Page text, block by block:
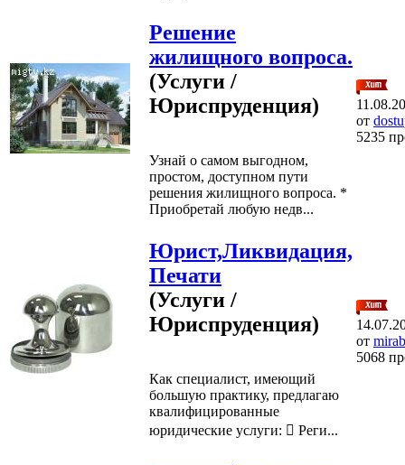
Решение
жилищного вопроса.
(Услуги /
Юриспруденция)
Узнай о самом выгодном,
простом, доступном пути
решения жилищного вопроса. *
Приобретай любую недв...
от
5235
Юрист,Ликвидация,
Печати
(Услуги /
Юриспруденция)
Как специалист, имеющий
большую практику, предлагаю
квалифицированные
юридические услуги:  Реги...
от
5068